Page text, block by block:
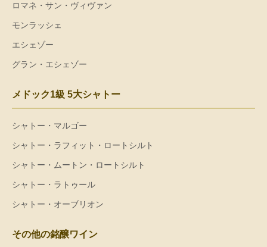
ロマネ・サン・ヴィヴァン
モンラッシェ
エシェゾー
グラン・エシェゾー
メドック1級 5大シャトー
シャトー・マルゴー
シャトー・ラフィット・ロートシルト
シャトー・ムートン・ロートシルト
シャトー・ラトゥール
シャトー・オーブリオン
その他の銘醸ワイン